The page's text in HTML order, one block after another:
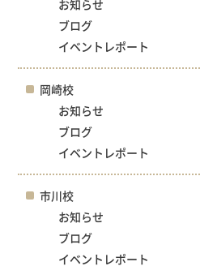
お知らせ
ブログ
イベントレポート
岡崎校
お知らせ
ブログ
イベントレポート
市川校
お知らせ
ブログ
イベントレポート